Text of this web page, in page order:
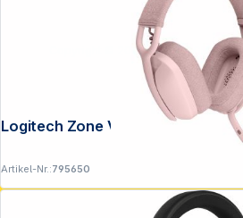
Logitech Zone Vibe 100 rose
Artikel-Nr.:795650
Copyright © 2001 - 2026 DGH - Alle